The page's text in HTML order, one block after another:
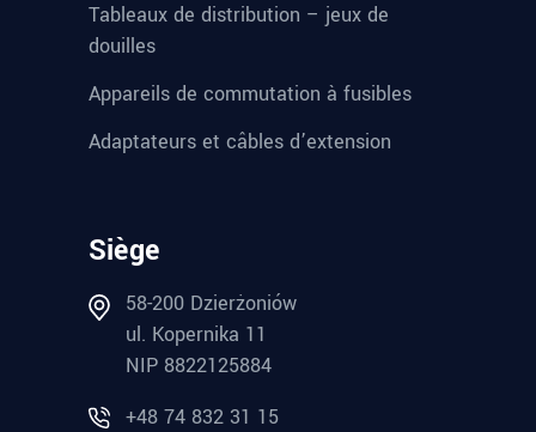
Tableaux de distribution – jeux de
douilles
Appareils de commutation à fusibles
Adaptateurs et câbles d’extension
Siège
58-200 Dzierżoniów
ul. Kopernika 11
NIP 8822125884
+48 74 832 31 15